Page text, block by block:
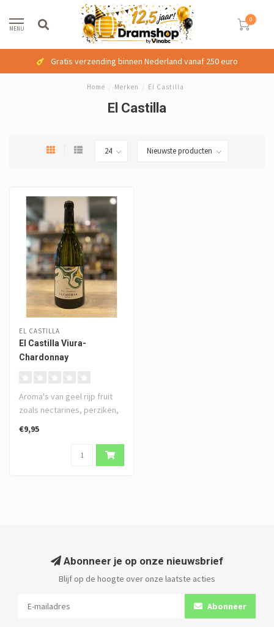
MENU
0
Gratis verzending binnen Nederland vanaf 250 euro
Home Merken El Castilla
El Castilla
EL CASTILLA
El Castilla Viura-
Chardonnay
Aroma's van geel rijp fruit
zoals nectarines, perziken,
€9,95
Abonneer je op onze nieuwsbrief
Blijf op de hoogte over onze laatste acties
Abonneer